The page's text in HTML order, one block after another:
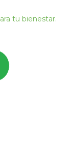
tu bienestar.